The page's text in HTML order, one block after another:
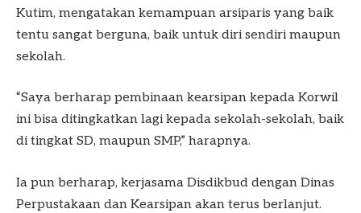
Kutim, mengatakan kemampuan arsiparis yang baik
tentu sangat berguna, baik untuk diri sendiri maupun
sekolah.
“Saya berharap pembinaan kearsipan kepada Korwil
ini bisa ditingkatkan lagi kepada sekolah-sekolah, baik
di tingkat SD, maupun SMP,” harapnya.
Ia pun berharap, kerjasama Disdikbud dengan Dinas
Perpustakaan dan Kearsipan akan terus berlanjut.